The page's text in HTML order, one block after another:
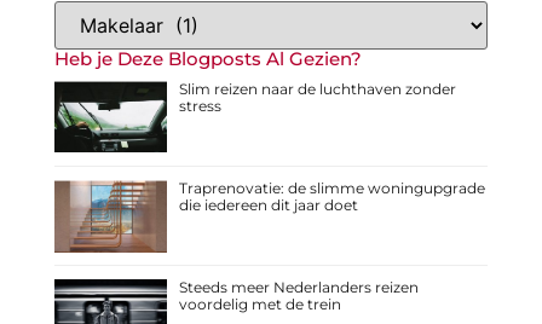
Heb je Deze Blogposts Al Gezien?
Slim reizen naar de luchthaven zonder
stress
Traprenovatie: de slimme woningupgrade
die iedereen dit jaar doet
Steeds meer Nederlanders reizen
voordelig met de trein